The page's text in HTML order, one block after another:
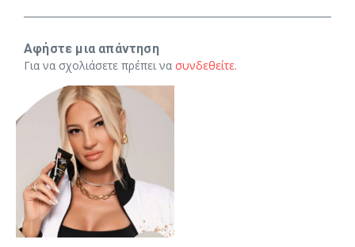
Αφήστε μια απάντηση
Για να σχολιάσετε πρέπει να συνδεθείτε.